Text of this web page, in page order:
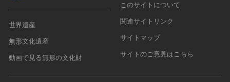
その他
美術工芸品
伝統芸能
世界遺産
無形文化遺産
動画で見る無形の文化財
このサイトについて
関連サイトリンク
サイトマップ
サイトのご意見はこちら